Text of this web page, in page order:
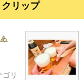
クリップ
ゴリ